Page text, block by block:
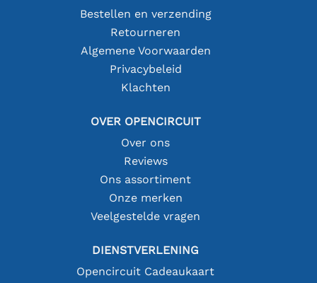
Bestellen en verzending
Retourneren
Algemene Voorwaarden
Privacybeleid
Klachten
OVER OPENCIRCUIT
Over ons
Reviews
Ons assortiment
Onze merken
Veelgestelde vragen
DIENSTVERLENING
Opencircuit Cadeaukaart